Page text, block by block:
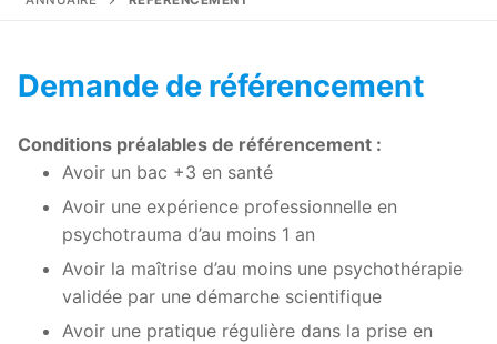
Accueil
Annuaire
Formations
S’informer
Exercices d’apaisement
Demande de référencement
Conditions préalables de référencement :
Avoir un bac +3 en santé
Avoir une expérience professionnelle en
psychotrauma d’au moins 1 an
Avoir la maîtrise d’au moins une psychothérapie
validée par une démarche scientifique
Avoir une pratique régulière dans la prise en